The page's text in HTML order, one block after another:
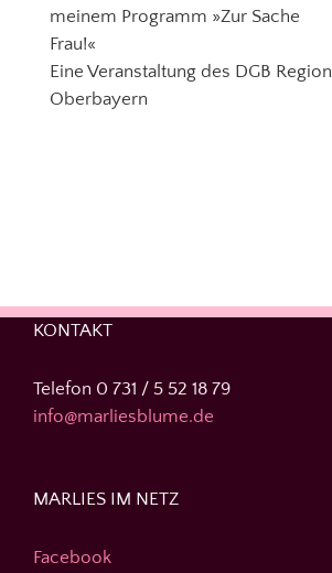
meinem Programm »Zur Sache
Frau!«
Eine Veranstaltung des DGB Region
Oberbayern
KONTAKT
Telefon 0 731 / 5 52 18 79
info@marliesblume.de
MARLIES IM NETZ
Facebook